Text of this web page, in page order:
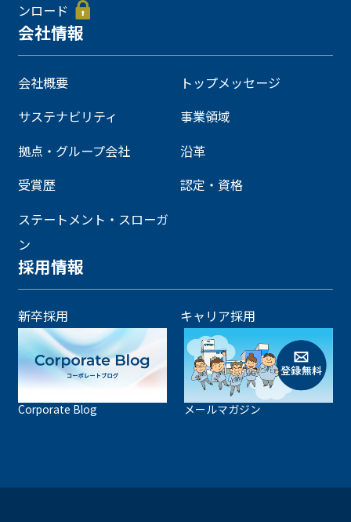
ンロード
会社情報
会社概要
トップメッセージ
サステナビリティ
事業領域
拠点・グループ会社
沿革
受賞歴
認定・資格
ステートメント・スローガ
ン
採用情報
新卒採用 キャリア採用
Corporate Blog メールマガジン